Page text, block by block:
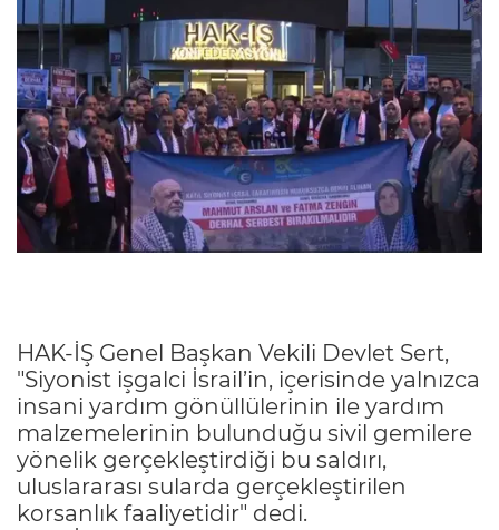
HAK-İŞ Genel Başkan Vekili Devlet Sert,
"Siyonist işgalci İsrail’in, içerisinde yalnızca
insani yardım gönüllülerinin ile yardım
malzemelerinin bulunduğu sivil gemilere
yönelik gerçekleştirdiği bu saldırı,
uluslararası sularda gerçekleştirilen
korsanlık faaliyetidir" dedi.